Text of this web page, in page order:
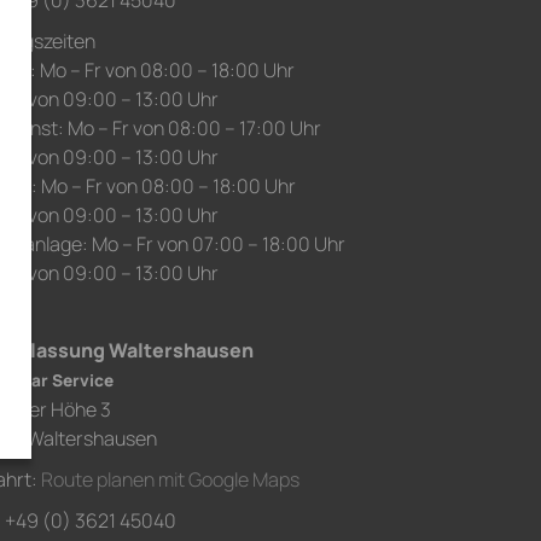
Mo – Fr von 08:00 – 18:00 Uhr
Sa von 09:00 – 13:00 Uhr
Mo – Fr von 08:00 – 17:00 Uhr
Sa von 09:00 – 13:00 Uhr
Mo – Fr von 08:00 – 18:00 Uhr
Sa von 09:00 – 13:00 Uhr
Mo – Fr von 07:00 – 18:00 Uhr
Sa von 09:00 – 13:00 Uhr
Waltershausen
Car Service
Höhe 3
Waltershausen
Route planen mit Google Maps
+49 (0) 3621 45040